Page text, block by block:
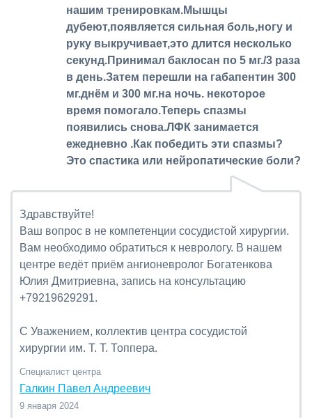
нашим тренировкам.Мышцы
дубеют,появляется сильная боль,ногу и
руку выкручивает,это длится несколько
секунд.Принимал баклосан по 5 мг./3 раза
в день.Затем перешли на габапентин 300
мг.днём и 300 мг.на ночь. некоторое
время помогало.Теперь спазмы
появились снова.ЛФК занимается
ежедневно .Как победить эти спазмы?
Это спастика или нейропатические боли?
Здравствуйте!
Ваш вопрос в не компетенции сосудистой хирургии.
Вам необходимо обратиться к неврологу. В нашем
центре ведёт приём ангионевролог Богатенкова
Юлия Дмитриевна, запись на консультацию
+79219629291.
С Уважением, коллектив центра сосудистой
хирургии им. Т. Т. Топпера.
Специалист центра
Галкин Павел Андреевич
9 января 2024